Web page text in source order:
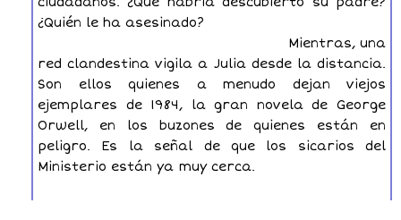
¿Quién le ha asesinado?
Mientras, una
red clandestina vigila a Julia desde la distancia.
Son ellos quienes a menudo dejan viejos
ejemplares de 1984, la gran novela de George
Orwell, en los buzones de quienes están en
peligro. Es la señal de que los sicarios del
Ministerio están ya muy cerca.